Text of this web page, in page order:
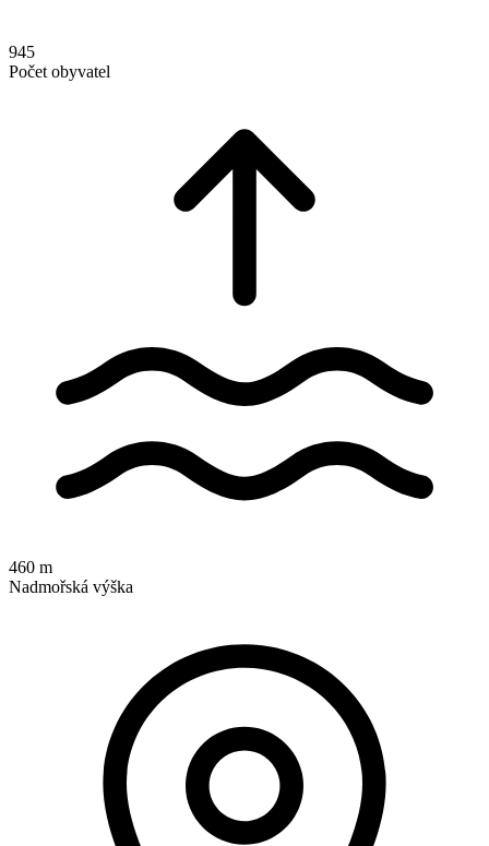
945
Počet obyvatel
460 m
Nadmořská výška